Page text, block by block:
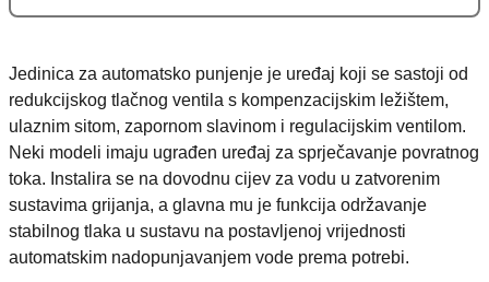
Jedinica za automatsko punjenje je uređaj koji se sastoji od
redukcijskog tlačnog ventila s kompenzacijskim ležištem,
ulaznim sitom, zapornom slavinom i regulacijskim ventilom.
Neki modeli imaju ugrađen uređaj za sprječavanje povratnog
toka. Instalira se na dovodnu cijev za vodu u zatvorenim
sustavima grijanja, a glavna mu je funkcija održavanje
stabilnog tlaka u sustavu na postavljenoj vrijednosti
automatskim nadopunjavanjem vode prema potrebi.